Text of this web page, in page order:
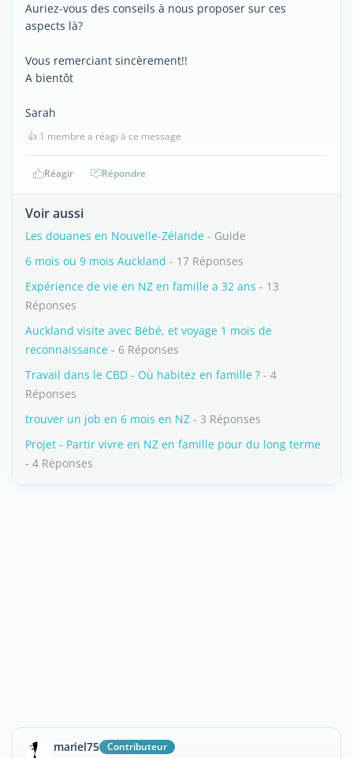
Auriez-vous des conseils à nous proposer sur ces
aspects là?
Vous remerciant sincèrement!!
A bientôt
Sarah
👍 1 membre a réagi à ce message
Réagir Répondre
Voir aussi
Les douanes en Nouvelle-Zélande - Guide
6 mois ou 9 mois Auckland - 17 Réponses
Expérience de vie en NZ en famille a 32 ans - 13
Réponses
Auckland visite avec Bébé, et voyage 1 mois de
reconnaissance - 6 Réponses
Travail dans le CBD - Où habitez en famille ? - 4
Réponses
trouver un job en 6 mois en NZ - 3 Réponses
Projet - Partir vivre en NZ en famille pour du long terme
- 4 Réponses
mariel75 Contributeur